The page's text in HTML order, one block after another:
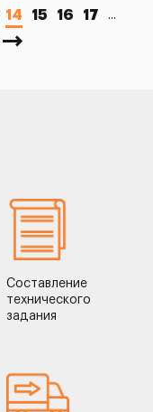
14 15 16 17 ...
Составление
технического
задания